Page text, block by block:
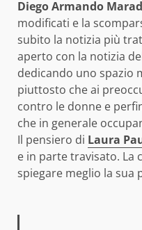
Diego Armando
modificati e la
subito la notizia più
aperto con la notizia
dedicando uno spazio
piuttosto che ai
contro le donne e
che in generale
Il pensiero di Laura
e in parte travisato. La
spiegare meglio la sua